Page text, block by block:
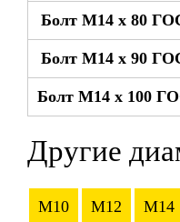
Болт М14 x 80
Болт М14 x 90
Болт М14 x 100
Другие
M10 M12 M14